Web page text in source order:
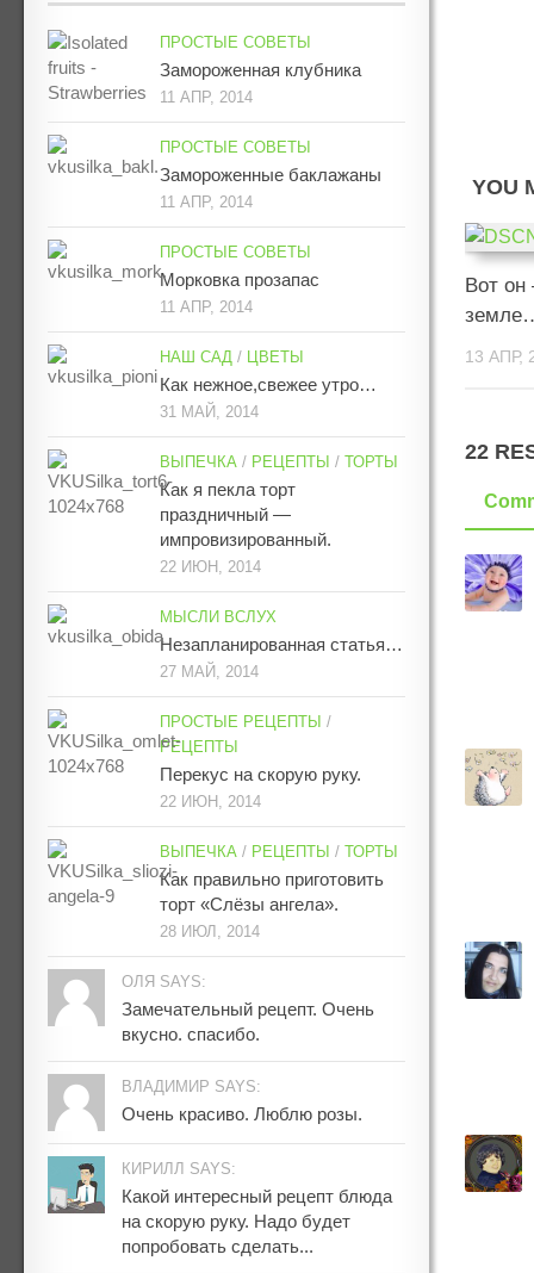
YOU
Вот
13 АПР,
22
ПРОСТЫЕ СОВЕТЫ
Замороженная клубника
11 АПР, 2014
ПРОСТЫЕ СОВЕТЫ
Замороженные баклажаны
11 АПР, 2014
ПРОСТЫЕ СОВЕТЫ
Морковка прозапас
11 АПР, 2014
НАШ САД / ЦВЕТЫ
Как нежное,свежее утро…
31 МАЙ, 2014
ВЫПЕЧКА / РЕЦЕПТЫ / ТОРТЫ
Как я пекла торт
праздничный —
импровизированный.
22 ИЮН, 2014
МЫСЛИ ВСЛУХ
Незапланированная статья…
27 МАЙ, 2014
ПРОСТЫЕ РЕЦЕПТЫ /
РЕЦЕПТЫ
Перекус на скорую руку.
22 ИЮН, 2014
ВЫПЕЧКА / РЕЦЕПТЫ / ТОРТЫ
Как правильно приготовить
торт «Слёзы ангела».
28 ИЮЛ, 2014
ОЛЯ SAYS:
Замечательный рецепт. Очень
вкусно. спасибо.
ВЛАДИМИР SAYS:
Очень красиво. Люблю розы.
КИРИЛЛ SAYS:
Какой интересный рецепт блюда
на скорую руку. Надо будет
попробовать сделать...